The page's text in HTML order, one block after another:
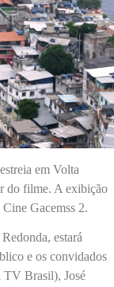
em Volta
do filme. A exibição
Gacemss 2.
estará
e os convidados
TV Brasil), José